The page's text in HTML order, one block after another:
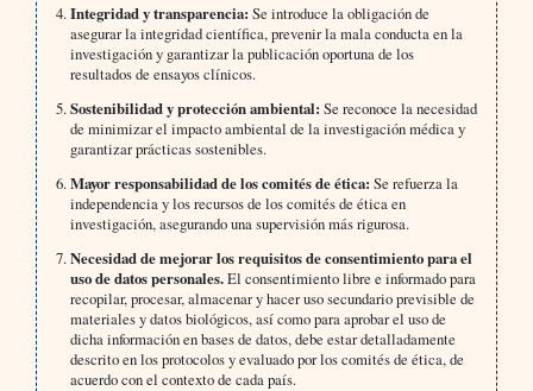
Integridad y transparencia: Se introduce la obligación de
asegurar la integridad científica, prevenir la mala conducta en la
investigación y garantizar la publicación oportuna de los
resultados de ensayos clínicos.
Sostenibilidad y protección ambiental: Se reconoce la necesidad
de minimizar el impacto ambiental de la investigación médica y
garantizar prácticas sostenibles.
Mayor responsabilidad de los comités de ética: Se refuerza la
independencia y los recursos de los comités de ética en
investigación, asegurando una supervisión más rigurosa.
Necesidad de mejorar los requisitos de consentimiento para el
uso de datos personales.El consentimiento libre e informado para
recopilar, procesar, almacenar y hacer uso secundario previsible de
materiales y datos biológicos, así como para aprobar el uso de
dicha información en bases de datos, debe estar detalladamente
descrito en los protocolos y evaluado por los comités de ética, de
acuerdo con el contexto de cada país.